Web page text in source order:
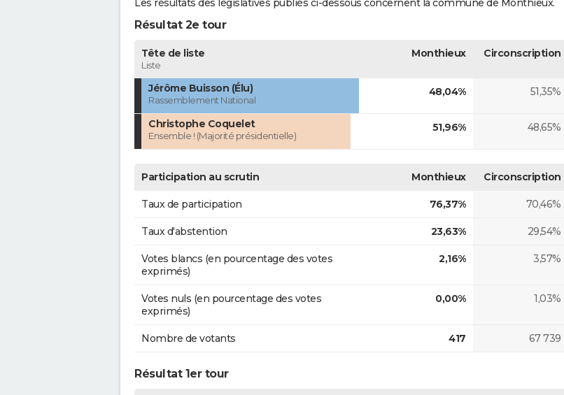
Les résultats des législatives publiés ci-dessous concernent la commune de Monthieux.
Résultat 2e tour
Tête de liste
Liste
Monthieux Circonscription
Jérôme Buisson (Élu)
Rassemblement National
48,04% 51,35%
Christophe Coquelet
Ensemble ! (Majorité présidentielle)
51,96% 48,65%
Participation au scrutin Monthieux Circonscription
Taux de participation 76,37% 70,46%
Taux d'abstention 23,63% 29,54%
Votes blancs (en pourcentage des votes
exprimés)
2,16% 3,57%
Votes nuls (en pourcentage des votes
exprimés)
0,00% 1,03%
Nombre de votants 417 67 739
Résultat 1er tour